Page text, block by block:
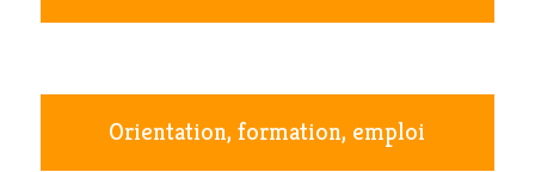
Orientation, formation, emploi